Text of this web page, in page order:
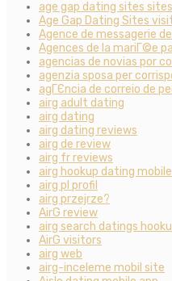
age gap dating sites sites
Age Gap Dating Sites
Agence de messagerie
Agences de la mariГ©e
agencias de novias por
agenzia sposa per
agГЄncia de correio de
airg adult dating
airg dating
airg dating reviews
airg de review
airg fr reviews
airg hookup dating
airg pl profil
airg przejrze?
AirG review
airg search datings
AirG visitors
airg web
airg-inceleme mobil site